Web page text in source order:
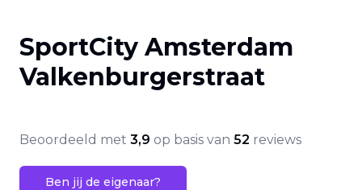
SportCity Amsterdam
Valkenburgerstraat
Beoordeeld met 3,9 op basis van 52 reviews
Ben jij de eigenaar?